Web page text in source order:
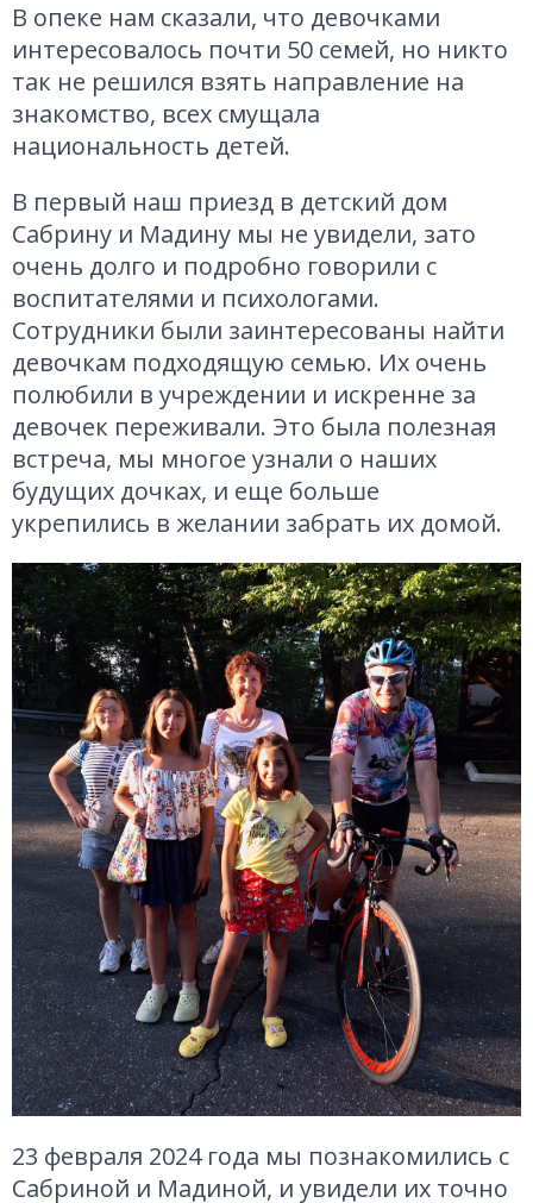
В опеке нам сказали, что девочками
интересовалось почти 50 семей, но никто
так не решился взять направление на
знакомство, всех смущала
национальность детей.
В первый наш приезд в детский дом
Сабрину и Мадину мы не увидели, зато
очень долго и подробно говорили с
воспитателями и психологами.
Сотрудники были заинтересованы найти
девочкам подходящую семью. Их очень
полюбили в учреждении и искренне за
девочек переживали. Это была полезная
встреча, мы многое узнали о наших
будущих дочках, и еще больше
укрепились в желании забрать их домой.
23 февраля 2024 года мы познакомились с
Сабриной и Мадиной, и увидели их точно